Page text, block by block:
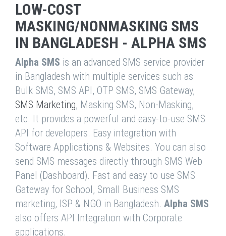
LOW-COST
MASKING/NONMASKING SMS
IN BANGLADESH - ALPHA SMS
Alpha SMS is an advanced SMS service provider
in Bangladesh with multiple services such as
Bulk SMS, SMS API, OTP SMS, SMS Gateway,
SMS Marketing, Masking SMS, Non-Masking,
etc. It provides a powerful and easy-to-use SMS
API for developers. Easy integration with
Software Applications & Websites. You can also
send SMS messages directly through SMS Web
Panel (Dashboard). Fast and easy to use SMS
Gateway for School, Small Business SMS
marketing, ISP & NGO in Bangladesh. Alpha SMS
also offers API Integration with Corporate
applications.